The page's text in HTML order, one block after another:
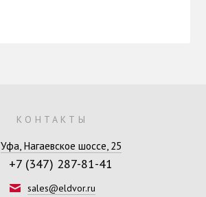
КОНТАКТЫ
Уфа, Нагаевское шоссе, 25
+7 (347) 287-81-41
sales@eldvor.ru